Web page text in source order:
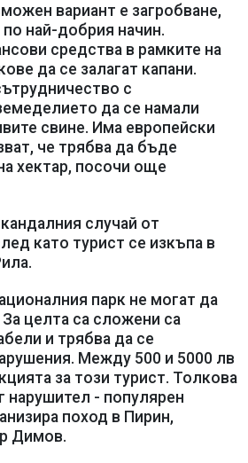
вариант е загробване,
най-добрия начин.
средства в рамките на
да се залагат капани.
с
да се намали
свине. Има европейски
че трябва да бъде
хектар, посочи още
случай от
като турист се изкъпа в
парк не могат да
целта са сложени са
и трябва да се
Между 500 и 5000 лв
за този турист. Толкова
нарушител - популярен
поход в Пирин,
Димов.